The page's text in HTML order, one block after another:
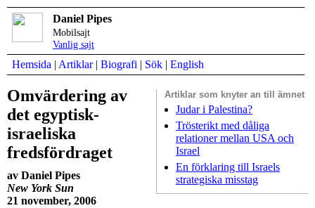
Daniel Pipes
Mobilsajt
Vanlig sajt
Hemsida | Artiklar| Biografi | Sök | English
Artiklar som knyter an till ämnet
Judar i Palestina?
Trösterikt med dåliga
relationer mellan USA och
Israel
En förklaring till Israels
strategiska misstag
Omvärdering av
det egyptisk-
israeliska
fredsfördraget
av Daniel Pipes
New York Sun
21 november, 2006